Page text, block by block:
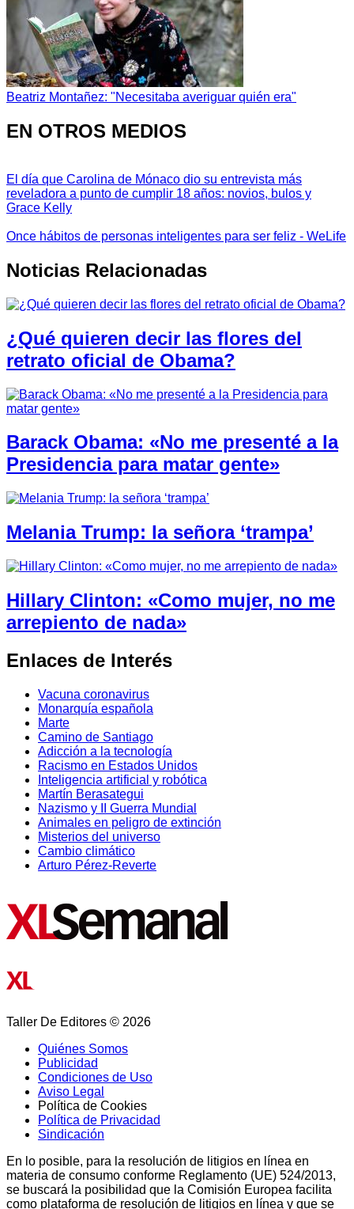
Beatriz Montañez: "Necesitaba averiguar quién era"
EN OTROS MEDIOS
El día que Carolina de Mónaco dio su entrevista más
reveladora a punto de cumplir 18 años: novios, bulos y
Grace Kelly
Once hábitos de personas inteligentes para ser feliz - WeLife
Noticias Relacionadas
¿Qué quieren decir las flores del
retrato oficial de Obama?
Barack Obama: «No me presenté a la
Presidencia para matar gente»
Melania Trump: la señora ‘trampa’
Hillary Clinton: «Como mujer, no me
arrepiento de nada»
Enlaces de Interés
Vacuna coronavirus
Monarquía española
Marte
Camino de Santiago
Adicción a la tecnología
Racismo en Estados Unidos
Inteligencia artificial y robótica
Martín Berasategui
Nazismo y II Guerra Mundial
Animales en peligro de extinción
Misterios del universo
Cambio climático
Arturo Pérez-Reverte
Taller De Editores © 2026
Quiénes Somos
Publicidad
Condiciones de Uso
Aviso Legal
Política de Cookies
Política de Privacidad
Sindicación
En lo posible, para la resolución de litigios en línea en
materia de consumo conforme Reglamento (UE) 524/2013,
se buscará la posibilidad que la Comisión Europea facilita
como plataforma de resolución de litigios en línea y que se